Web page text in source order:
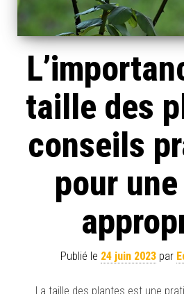
taille des
conseils
pour
Publié le 24 juin 2023 par
La taille des plantes est une